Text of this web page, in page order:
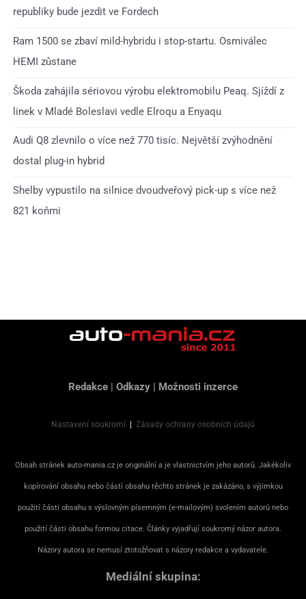
republiky bude jezdit ve Fordech
Ram 1500 se zbaví mild-hybridu i stop-startu. Osmiválec
HEMI zůstane
Škoda zahájila sériovou výrobu elektromobilu Peaq. Sjíždí z
linek v Mladé Boleslavi vedle Elroqu a Enyaqu
Audi Q8 zlevnilo o více než 770 tisíc. Největší zvýhodnění
dostal plug-in hybrid
Shelby vypustilo na silnice dvoudveřový pick-up s více než
821 koňmi
Redakce | Odkazy | Možnosti inzerce
Nastavení soukromí Zásady ochrany osobních údajů
Obsah stránek auto-mania.cz je originální a je vlastnictvím jeho autorů. Jakékoliv
kopírování obsahu nebo částí obsahu těchto stránek je zakázáno, s výjimkou
použití části obsahu s výslovným písemným (e-mailovým) svolením autorů nebo
použití části obsahu formou citace. Články vyjadřují soukromý názor autora.
Názory autora se nemusí ztotožňovat s názory redakce a vydavatele.
Mediální skupina: